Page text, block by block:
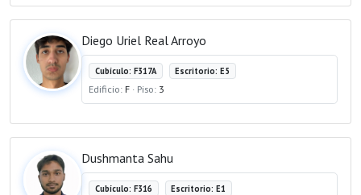
Diego Uriel Real Arroyo
Cubículo: F317A Escritorio: E5
Edificio: F · Piso: 3
Dushmanta Sahu
Cubículo: F316 Escritorio: E1